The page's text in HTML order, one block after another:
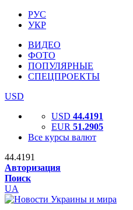
РУС
УКР
ВИДЕО
ФОТО
ПОПУЛЯРНЫЕ
СПЕЦПРОЕКТЫ
USD
USD 44.4191
EUR 51.2905
Все курсы валют
44.4191
Авторизация
Поиск
UA